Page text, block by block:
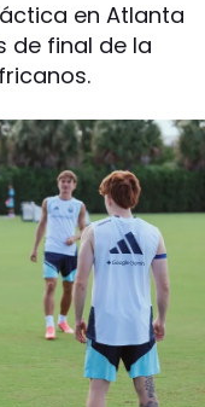
en Atlanta
de final de la